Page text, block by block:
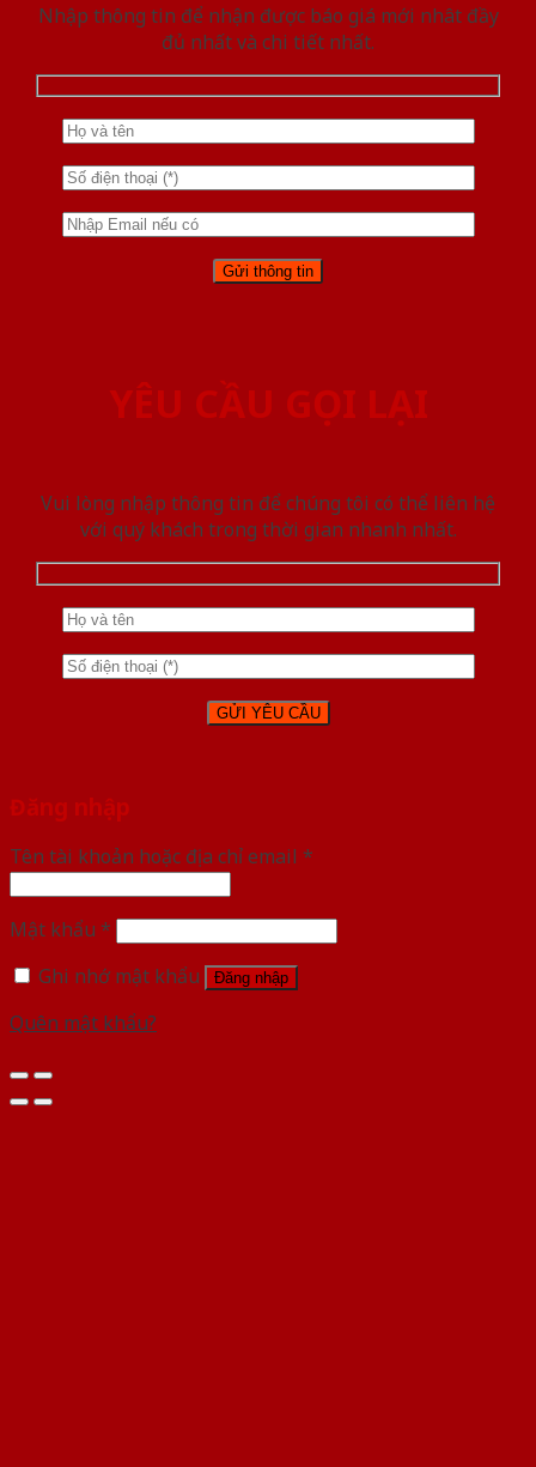
Nhập thông tin để nhận được báo giá mới nhât đầy
đủ nhất và chi tiết nhất.
YÊU CẦU GỌI LẠI
Vui lòng nhập thông tin để chúng tôi có thể liên hệ
với quý khách trong thời gian nhanh nhất.
Đăng nhập
Tên tài khoản hoặc địa chỉ email *
Mật khẩu *
Ghi nhớ mật khẩu
Đăng nhập
Quên mật khẩu?